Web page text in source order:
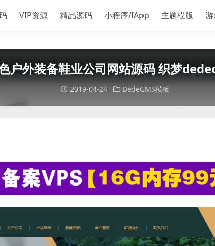
VIP资源 精品源码 小程序/IApp 主题模版
户外装备鞋业公司网站源码 织梦
2019-04-24 DedeCMS模板